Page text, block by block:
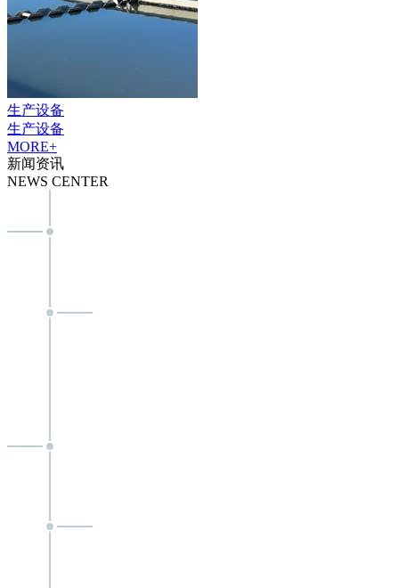
生产设备
生产设备
MORE+
新闻资讯
NEWS CENTER